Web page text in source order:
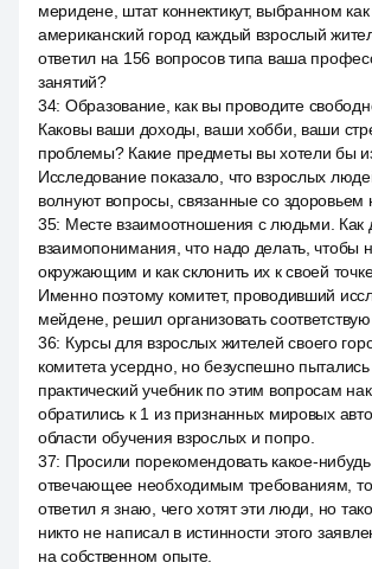
меридене, штат коннектикут, выбранном
американский город каждый взрослый
ответил на 156 вопросов типа ваша
занятий?
34: Образование, как вы проводите
Каковы ваши доходы, ваши хобби, ваши
проблемы? Какие предметы вы хотели бы
Исследование показало, что взрослых
волнуют вопросы, связанные со здоровьем
35: Месте взаимоотношения с людьми. Как
взаимопонимания, что надо делать, чтобы
окружающим и как склонить их к своей
Именно поэтому комитет, проводивший
мейдене, решил организовать соответствую
36: Курсы для взрослых жителей своего
комитета усердно, но безуспешно пытались
практический учебник по этим вопросам
обратились к 1 из признанных мировых
области обучения взрослых и попро.
37: Просили порекомендовать какое-нибудь
отвечающее необходимым требованиям,
ответил я знаю, чего хотят эти люди, но
никто не написал в истинности этого
на собственном опыте.